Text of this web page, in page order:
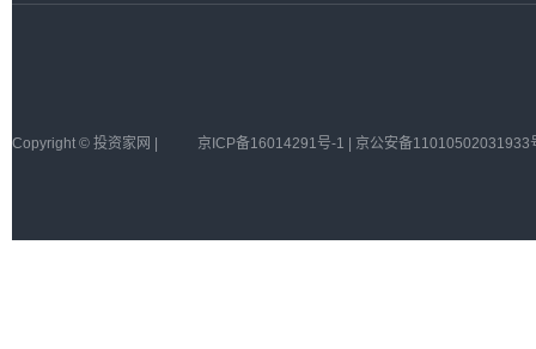
Copyright © 投资家网 | 京ICP备16014291号-1 | 京公安备11010502031933